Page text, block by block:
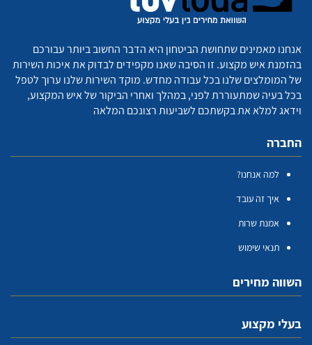
אנחנו מאמינים שתחושת הביטחון היא הדבר החשוב ביותר עבורכם
בהזמנת איש מקצוע. זו הסיבה שאנו מקפידים לבדוק את איכות השירות
של המומלצים שלנו בכל עבודה מחדש. מוקד השירות שלנו ערוך לטפל
בכל בעיה שמתעוררת לפני, במהלך ואחרי הביקור של איש המקצוע,
וידאג למלא את בקשתכם לשביעות רצונכם המלאה
החברה
למה אנחנו?
איך זה עובד
אמנת שרות
תנאי שימוש
השווה מחירים
בעלי מקצוע